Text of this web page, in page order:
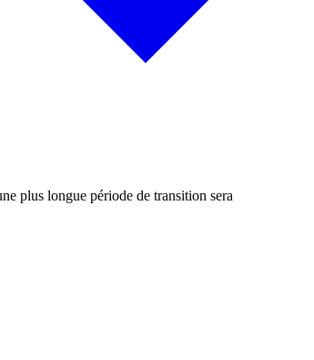
plus longue période de transition sera